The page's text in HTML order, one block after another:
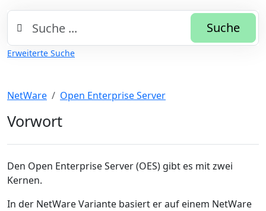
Suche
Erweiterte Suche
NetWare Open Enterprise Server
Vorwort
Den Open Enterprise Server (OES) gibt es mit zwei
Kernen.
In der NetWare Variante basiert er auf einem NetWare